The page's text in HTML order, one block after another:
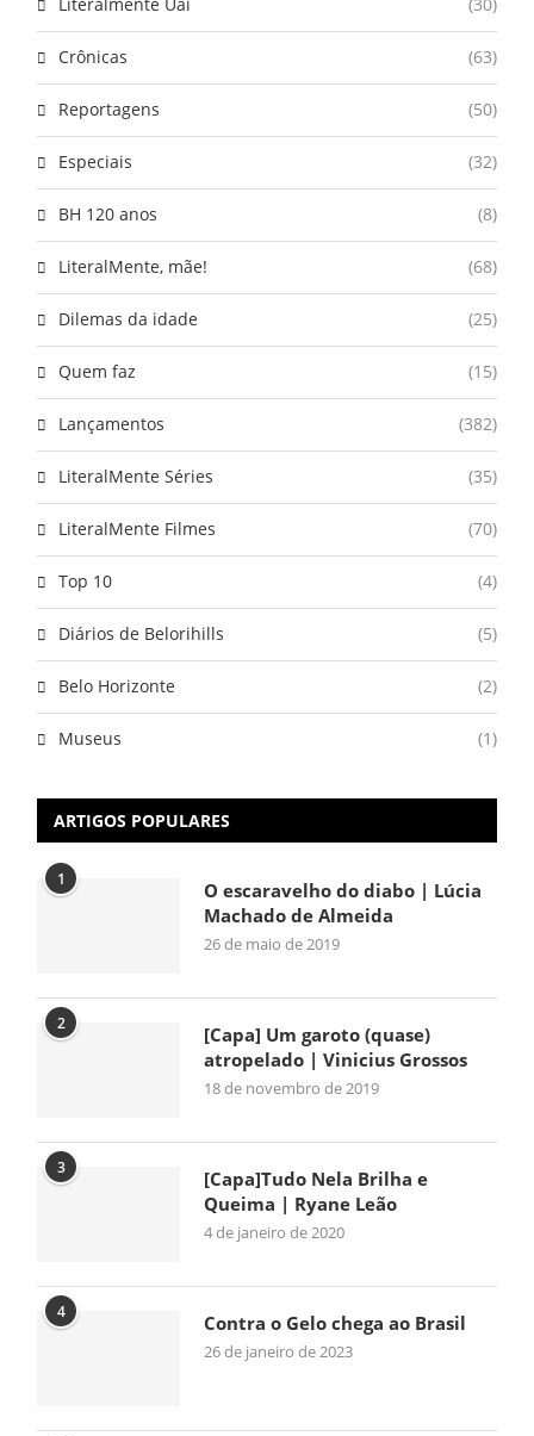
Crônicas (63)
Reportagens (50)
Especiais (32)
BH 120 anos (8)
LiteralMente, mãe! (68)
Dilemas da idade (25)
Quem faz (15)
Lançamentos (382)
LiteralMente Séries (35)
LiteralMente Filmes (70)
Top 10 (4)
Diários de Belorihills (5)
Belo Horizonte (2)
Museus (1)
ARTIGOS POPULARES
1
O escaravelho do diabo | Lúcia
Machado de Almeida
26 de maio de 2019
2
[Capa] Um garoto (quase)
atropelado | Vinicius Grossos
18 de novembro de 2019
3
[Capa]Tudo Nela Brilha e
Queima | Ryane Leão
4 de janeiro de 2020
4 Contra o Gelo chega ao Brasil
26 de janeiro de 2023